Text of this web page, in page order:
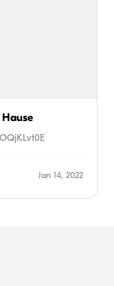
Jan 14, 2022